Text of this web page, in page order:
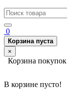
0
Корзина пуста
×
Корзина покупок
В корзине пусто!